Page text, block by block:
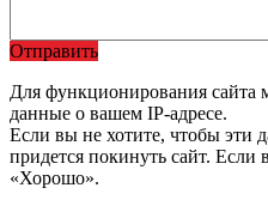
Отправить
Для функционирования сайта
данные о вашем IP-адресе.
Если вы не хотите, чтобы эти
придется покинуть сайт.
«Хорошо».